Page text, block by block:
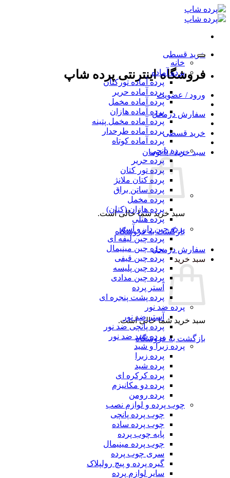
Skip
to
content
خرید قسطی
فروشگاه اینترنتی پرده شاپ
ورود / عضویت
سفارش درمحل
خرید قسطی
سبد خرید /0 تومان
سبد خرید شما خالی است.
بازگشت به فروشگاه
سفارش درمحل
سبد خرید
سبد خرید شما خالی است.
بازگشت به فروشگاه
خانه
پرده آماده
پرده آماده تورکتان
پرده آماده حریر
پرده آماده مخمل
پرده آماده هازان
پرده آماده مخمل پتینه
پرده آماده طرحدار
پرده آماده کوتاه
پرده پانچی
پرده حریر
پرده تور کتان
پرده کتان ملانژ
پرده ساتن براق
پرده مخمل
پرده هازان (کتان)
پرده هتلی
پرده چین دار و آستر
پرده چین لیفه ای
پرده چین مینیمال
پرده چین قیفی
پرده چین پلیسه
پرده چین مدادی
آستر پرده
پرده پشت پنجره ای
پرده ضد نور
آستر ضد نور
پرده پانچی ضد نور
پرده شید ضد نور
پرده زبرا و شید
پرده زبرا
پرده شید
پرده کرکره ای
پرده دو مکانیزم
پرده رومن
چوب پرده و لوازم نصب
چوب پرده پانچی
چوب پرده ساده
پایه چوب پرده
چوب پرده مینیمال
سری چوب پرده
گیره پرده و پیچ رولپلاک
سایر لوازم پرده